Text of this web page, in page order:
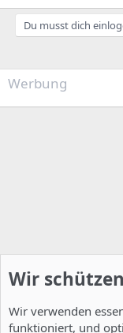
Du musst dich
Werbung
Wir
Wir verwenden
funktioniert, und